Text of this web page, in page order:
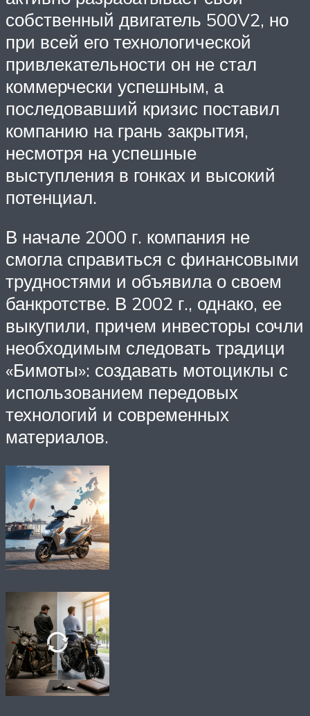
собственный двигатель 500V2, но
при всей его технологической
привлекательности он не стал
коммерчески успешным, а
последовавший кризис поставил
компанию на грань закрытия,
несмотря на успешные
выступления в гонках и высокий
потенциал.
В начале 2000 г. компания не
смогла справиться с финансовыми
трудностями и объявила о своем
банкротстве. В 2002 г., однако, ее
выкупили, причем инвесторы сочли
необходимым следовать традици
«Бимоты»: создавать мотоциклы с
использованием передовых
технологий и современных
материалов.